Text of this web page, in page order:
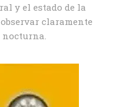
y el estado de la
claramente